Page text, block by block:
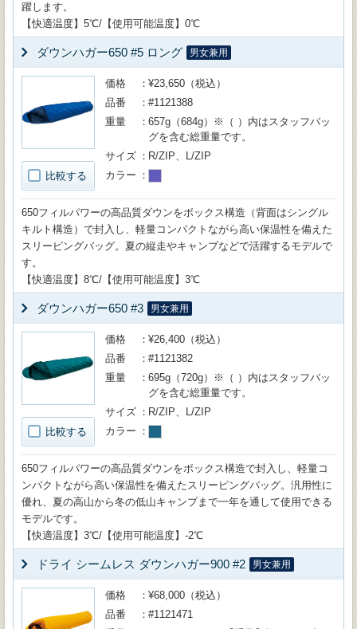
躍します。
【快適温度】5℃/【使用可能温度】0℃
ダウンハガー650 #5 ロング 男女兼用
比較する
価格
¥23,650（税込）
品番
#1121388
重量
657g（684g）※（ ）内はスタッフバッ
グを含む総重量です。
サイズ
R/ZIP、L/ZIP
カラー
650フィルパワーの高品質ダウンをボックス構造（背面はシングル
キルト構造）で封入し、軽量コンパクトながら高い保温性を備えた
スリーピングバッグ。夏の縦走やキャンプなどで活躍するモデルで
す。
【快適温度】8℃/【使用可能温度】3℃
ダウンハガー650 #3 男女兼用
比較する
価格
¥26,400（税込）
品番
#1121382
重量
695g（720g）※（ ）内はスタッフバッ
グを含む総重量です。
サイズ
R/ZIP、L/ZIP
カラー
650フィルパワーの高品質ダウンをボックス構造で封入し、軽量コ
ンパクトながら高い保温性を備えたスリーピングバッグ。汎用性に
優れ、夏の高山から冬の低山キャンプまで一年を通して使用できる
モデルです。
【快適温度】3℃/【使用可能温度】-2℃
ドライ シームレス ダウンハガー900 #2 男女兼用
価格
¥68,000（税込）
品番
#1121471